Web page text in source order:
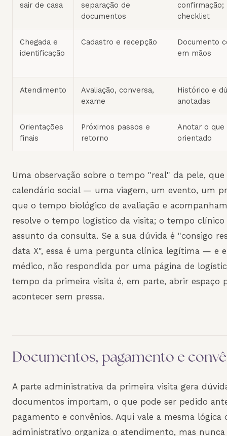
sair de casa
separação de
documentos
confirmação;
checklist
Chegada e
identificação
Cadastro e recepção
Documento
em mãos
Atendimento
Avaliação, conversa,
exame
Histórico e
anotadas
Orientações
finais
Próximos passos e
retorno
Anotar o que
orientado
Uma observação sobre o tempo "real" da pele,
calendário social — uma viagem, um evento, um
que o tempo biológico de avaliação e
resolve o tempo logístico da visita; o tempo
assunto da consulta. Se a sua dúvida é "consigo
data X", essa é uma pergunta clínica legítima — e
médico, não respondida por uma página de
tempo da primeira visita é, em parte, abrir espaço
acontecer sem pressa.
Documentos, pagamento e
A parte administrativa da primeira visita gera
documentos importam, o que pode ser pedido
pagamento e convênios. Aqui vale a mesma
administrativo organiza o atendimento, mas